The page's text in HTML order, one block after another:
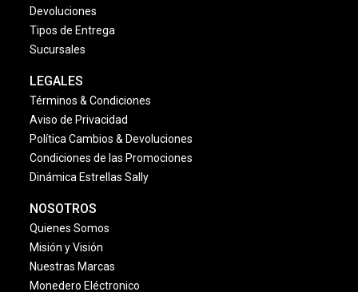
Devoluciones
Tipos de Entrega
Sucursales
LEGALES
Términos & Condiciones
Aviso de Privacidad
Política Cambios & Devoluciones
Condiciones de las Promociones
Dinámica Estrellas Sally
NOSOTROS
Quienes Somos
Misión y Visión
Nuestras Marcas
Monedero Eléctronico